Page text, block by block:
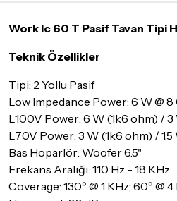
tatil günlerinde teslimat
Seçtiğiniz ürünlerin tamamı
Detaylar için tıklayınız
İade Koşulları
Sitemiz üzerinden satın almış
tarihinden itibaren14 Gün
değiştirebilirsiniz.
İadesi ve değişimi mümkün
Work Ic 60 T Pasif Tavan Tipi
Teknik Özellikler
Tipi: 2 Yollu Pasif
Low Impedance Power: 6 W @ 8
L100V Power: 6 W (1k6 ohm) /
L70V Power: 3 W (1k6 ohm) /
Bas Hoparlör: Woofer 6.5"
Frekans Aralığı: 110 Hz - 18 KHz
Coverage: 130º @ 1 KHz; 60º @ 4